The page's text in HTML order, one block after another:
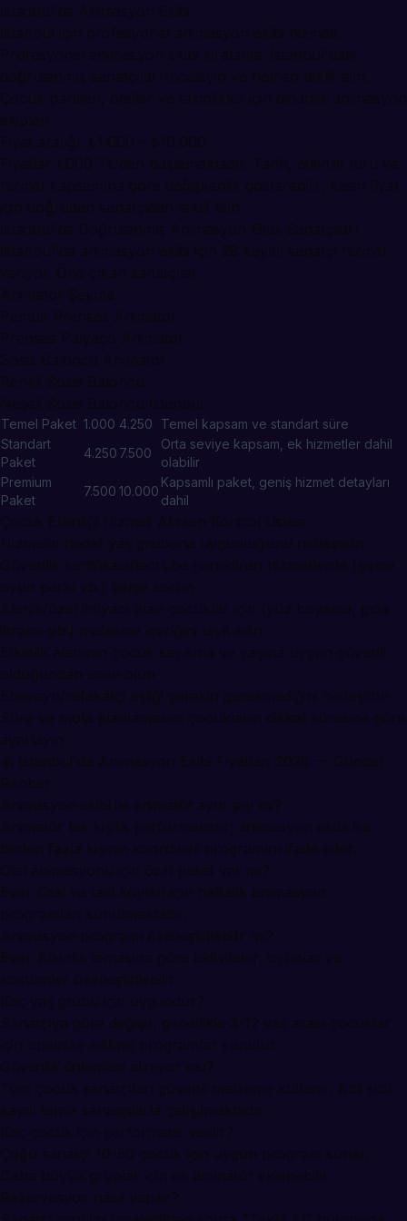
İstanbul'da Animasyon Ekibi
İstanbul için profesyonel animasyon ekibi hizmeti.
Profesyonel animasyon ekibi kiralama. İstanbul'daki
doğrulanmış sanatçıları inceleyin ve hemen teklif alın.
Çocuk partileri, oteller ve etkinlikler için dinamik animasyon
ekipleri.
Fiyat aralığı: ₺1.000 – ₺10.000
Fiyatlar 1.000 TL'den başlamaktadır. Tarih, etkinlik türü ve
hizmet kapsamına göre değişkenlik gösterebilir; kesin fiyat
için doğrudan sanatçıdan teklif alın.
İstanbul'da Doğrulanmış Animasyon Ekibi Sanatçıları
İstanbul'da animasyon ekibi için 28 kayıtlı sanatçı hizmet
veriyor. Öne çıkan sanatçılar:
Animatör Şeyma
Pamuk Prenses Animatör
Prenses Palyaço Animatör
Sosis Baloncu Animatör
Renkli Sosis Baloncu
Neşeli Sosis Baloncu İstanbul
Temel Paket 1.000 4.250
Temel kapsam ve standart süre
Standart
Paket
4.250 7.500
Orta seviye kapsam, ek hizmetler dahil
olabilir
Premium
Paket
7.500 10.000
Kapsamlı paket, geniş hizmet detayları
dahil
Çocuk Etkinliği Hizmeti Alırken Kontrol Listesi
Hizmetin hedef yaş grubuna uygunluğunu netleştirin
Güvenlik sertifikası/tecrübe gerektiren hizmetlerde (şişme
oyun parkı vb.) belge sorun
Alerjik/özel ihtiyacı olan çocuklar için (yüz boyama, gıda
ikramı gibi) malzeme içeriğini teyit edin
Etkinlik alanının çocuk sayısına ve yaşına uygun güvenli
olduğundan emin olun
Ebeveyn/refakatçi eşliği gerekip gerekmediğini netleştirin
Süre ve mola planlamasını çocukların dikkat süresine göre
ayarlayın
💰
İstanbul'da Animasyon Ekibi Fiyatları 2026 — Güncel
Rehber
Animasyon ekibi ile animatör aynı şey mi?
Animatör tek kişilik performanstır; animasyon ekibi ise
birden fazla kişinin koordineli programını ifade eder.
Otel animasyonu için özel paket var mı?
Evet. Otel ve tatil köyleri için haftalık animasyon
programları sunulmaktadır.
Animasyon programı özelleştirilebilir mi?
Evet. Etkinlik temasına göre aktiviteler, oyunlar ve
kostümler özelleştirilebilir.
Kaç yaş grubu için uygundur?
Sanatçıya göre değişir; genellikle 3-12 yaş arası çocuklar
için optimize edilmiş programlar sunulur.
Güvenlik önlemleri alınıyor mu?
Tüm çocuk sanatçıları güvenli malzeme kullanır. Adli sicil
kaydı temiz sanatçılarla çalışılmaktadır.
Kaç çocuk için performans verilir?
Çoğu sanatçı 10-50 çocuk için uygun program sunar.
Daha büyük gruplar için ek animatör eklenebilir.
Rezervasyon nasıl yapılır?